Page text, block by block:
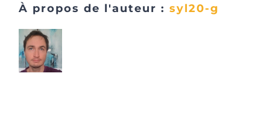
À propos de l'auteur :syl20-g